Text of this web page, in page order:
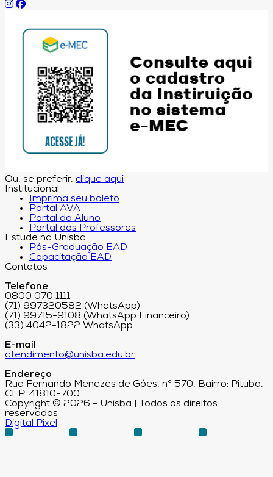
Ou, se preferir, clique aqui
Institucional
Imprima seu boleto
Portal AVA
Portal do Aluno
Portal dos Professores
Estude na Unisba
Pós-Graduação EAD
Capacitação EAD
Contatos
Telefone
0800 070 1111
(71) 997320582 (WhatsApp)
(71) 99715-9108 (WhatsApp Financeiro)
(33) 4042-1822 WhatsApp
E-mail
atendimento@unisba.edu.br
Endereço
Rua Fernando Menezes de Góes, nº 570, Bairro: Pituba,
CEP: 41810-700
Copyright © 2026 - Unisba | Todos os direitos
reservados
Digital Pixel